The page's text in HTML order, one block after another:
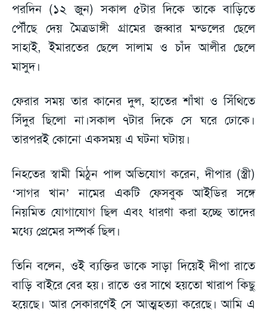
পরদিন (১২ জুন) সকাল ৫টার দিকে তাকে বাড়িতে
পৌঁছে দেয় মৈত্রডাঙ্গী গ্রামের জব্বার মন্ডলের ছেলে
সাহাই, ইমারতের ছেলে সালাম ও চাঁদ আলীর ছেলে
মাসুদ।
ফেরার সময় তার কানের দুল, হাতের শাঁখা ও সিঁথিতে
সিঁদুর ছিলো না।সকাল ৭টার দিকে সে ঘরে ঢোকে।
তারপরই কোনো একসময় এ ঘটনা ঘটায়।
নিহতের স্বামী মিঠুন পাল অভিযোগ করেন, দীপার (স্ত্রী)
‘সাগর খান’ নামের একটি ফেসবুক আইডির সঙ্গে
নিয়মিত যোগাযোগ ছিল এবং ধারণা করা হচ্ছে তাদের
মধ্যে প্রেমের সম্পর্ক ছিল।
তিনি বলেন, ওই ব্যক্তির ডাকে সাড়া দিয়েই দীপা রাতে
বাড়ি বাইরে বের হয়। রাতে ওর সাথে হয়তো খারাপ কিছু
হয়েছে। আর সেকারণেই সে আত্মহত্যা করেছে। আমি এ